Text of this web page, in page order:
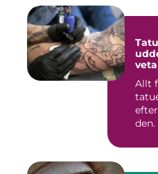
uddevalla
Allt
den.